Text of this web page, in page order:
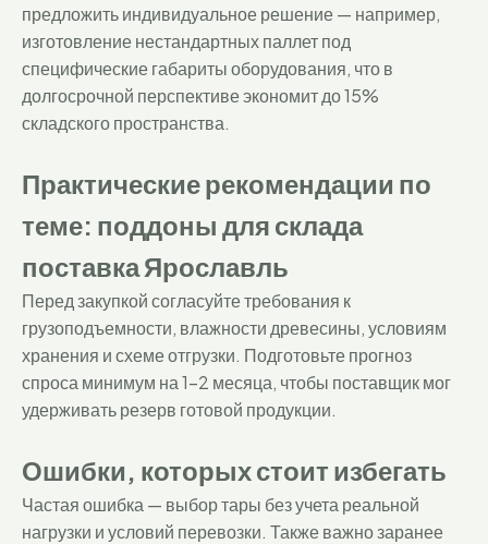
предложить индивидуальное решение — например,
изготовление нестандартных паллет под
специфические габариты оборудования, что в
долгосрочной перспективе экономит до 15%
складского пространства.
Практические рекомендации по
теме: поддоны для склада
поставка Ярославль
Перед закупкой согласуйте требования к
грузоподъемности, влажности древесины, условиям
хранения и схеме отгрузки. Подготовьте прогноз
спроса минимум на 1-2 месяца, чтобы поставщик мог
удерживать резерв готовой продукции.
Ошибки, которых стоит избегать
Частая ошибка — выбор тары без учета реальной
нагрузки и условий перевозки. Также важно заранее